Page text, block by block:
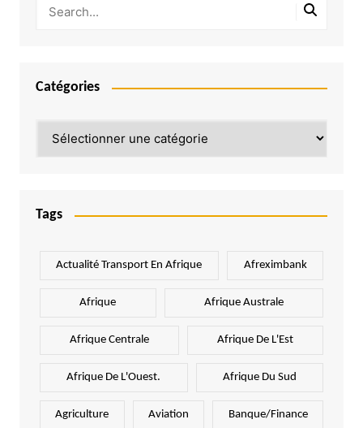
Catégories
Tags
Actualité Transport En Afrique Afreximbank
Afrique Afrique Australe
Afrique Centrale Afrique De L'Est
Afrique De L'Ouest. Afrique Du Sud
Agriculture Aviation Banque/Finance